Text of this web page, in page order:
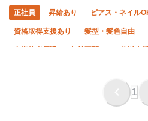
正社員 昇給あり ピアス・ネイル
資格取得支援あり 髪型・髪色自由
有資格者優遇 年齢不問 50代以上
年末
1